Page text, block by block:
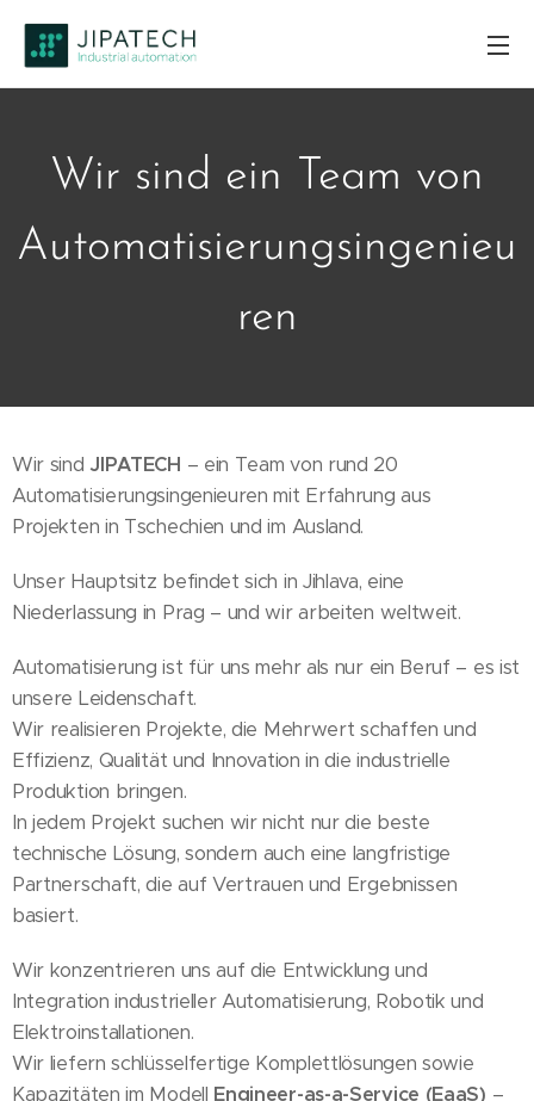
Wir sind ein Team von
Automatisierungsingenieu
ren
Wir sind JIPATECH – ein Team von rund 20
Automatisierungsingenieuren mit Erfahrung aus
Projekten in Tschechien und im Ausland.
Unser Hauptsitz befindet sich in Jihlava, eine
Niederlassung in Prag – und wir arbeiten weltweit.
Automatisierung ist für uns mehr als nur ein Beruf – es ist
unsere Leidenschaft.
Wir realisieren Projekte, die Mehrwert schaffen und
Effizienz, Qualität und Innovation in die industrielle
Produktion bringen.
In jedem Projekt suchen wir nicht nur die beste
technische Lösung, sondern auch eine langfristige
Partnerschaft, die auf Vertrauen und Ergebnissen
basiert.
Wir konzentrieren uns auf die Entwicklung und
Integration industrieller Automatisierung, Robotik und
Elektroinstallationen.
Wir liefern schlüsselfertige Komplettlösungen sowie
Kapazitäten im Modell Engineer-as-a-Service (EaaS) –